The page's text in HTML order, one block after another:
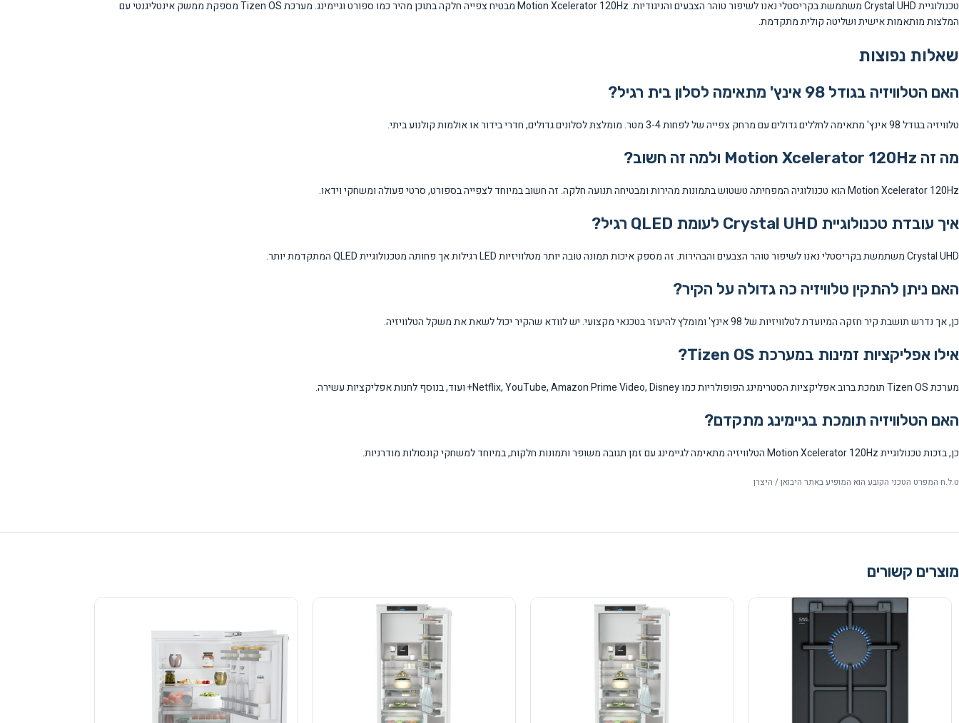
טכנולוגיית Crystal UHD משתמשת בקריסטלי נאנו לשיפור טוהר הצבעים והניגודיות. Motion Xcelerator 120Hz מבטיח צפייה חלקה בתוכן מהיר כמו ספורט וגיימינג. מערכת Tizen OS מספקת ממשק אינטליגנטי עם
המלצות מותאמות אישית ושליטה קולית מתקדמת.
שאלות נפוצות
האם הטלוויזיה בגודל 98 אינץ' מתאימה לסלון בית רגיל?
טלוויזיה בגודל 98 אינץ' מתאימה לחללים גדולים עם מרחק צפייה של לפחות 3-4 מטר. מומלצת לסלונים גדולים, חדרי בידור או אולמות קולנוע ביתי.
מה זה Motion Xcelerator 120Hz ולמה זה חשוב?
Motion Xcelerator 120Hz הוא טכנולוגיה המפחיתה טשטוש בתמונות מהירות ומבטיחה תנועה חלקה. זה חשוב במיוחד לצפייה בספורט, סרטי פעולה ומשחקי וידאו.
איך עובדת טכנולוגיית Crystal UHD לעומת QLED רגיל?
Crystal UHD משתמשת בקריסטלי נאנו לשיפור טוהר הצבעים והבהירות. זה מספק איכות תמונה טובה יותר מטלוויזיות LED רגילות אך פחותה מטכנולוגיית QLED המתקדמת יותר.
האם ניתן להתקין טלוויזיה כה גדולה על הקיר?
כן, אך נדרש תושבת קיר חזקה המיועדת לטלוויזיות של 98 אינץ' ומומלץ להיעזר בטכנאי מקצועי. יש לוודא שהקיר יכול לשאת את משקל הטלוויזיה.
אילו אפליקציות זמינות במערכת Tizen OS?
מערכת Tizen OS תומכת ברוב אפליקציות הסטרימינג הפופולריות כמו Netflix, YouTube, Amazon Prime Video, Disney+ ועוד, בנוסף לחנות אפליקציות עשירה.
האם הטלוויזיה תומכת בגיימינג מתקדם?
כן, בזכות טכנולוגיית Motion Xcelerator 120Hz הטלוויזיה מתאימה לגיימינג עם זמן תגובה משופר ותמונות חלקות, במיוחד למשחקי קונסולות מודרניות.
ט.ל.ח המפרט הטכני הקובע הוא המופיע באתר היבואן / היצרן
מוצרים קשורים